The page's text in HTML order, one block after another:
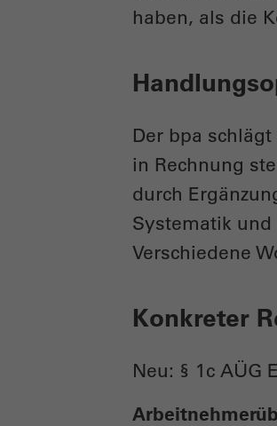
haben, als die
Der bpa
in Rechnung
durch
Systematik und
Verschiedene
Konkreter
Neu: § 1c AÜG